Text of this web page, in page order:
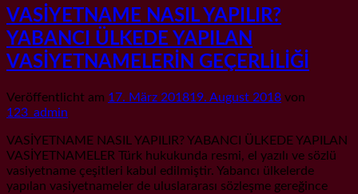
VASİYETNAME NASIL YAPILIR?
YABANCI ÜLKEDE YAPILAN
VASİYETNAMELERİN GEÇERLİLİĞİ
Veröffentlicht am 17. März 201819. August 2018 von
123_admin
VASİYETNAME NASIL YAPILIR? YABANCI ÜLKEDE YAPILAN
VASİYETNAMELER Türk hukukunda resmi, el yazılı ve sözlü
vasiyetname çeşitleri kabul edilmiştir. Yabancı ülkelerde
yapılan vasiyetnameler de uluslararası sözleşme gereğince